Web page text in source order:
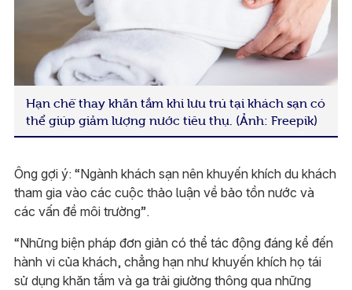
Hạn chế thay khăn tắm khi lưu trú tại khách sạn có
thể giúp giảm lượng nước tiêu thụ. (Ảnh: Freepik)
Ông gợi ý: “Ngành khách sạn nên khuyến khích du khách
tham gia vào các cuộc thảo luận về bảo tồn nước và
các vấn đề môi trường”.
“Những biện pháp đơn giản có thể tác động đáng kể đến
hành vi của khách, chẳng hạn như khuyến khích họ tái
sử dụng khăn tắm và ga trải giường thông qua những